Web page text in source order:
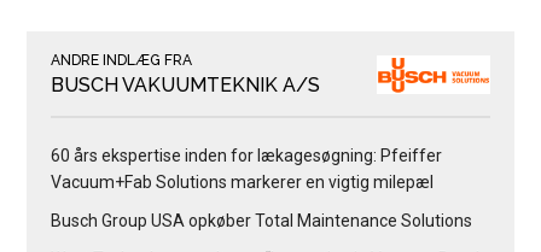
ANDRE INDLÆG FRA
BUSCH VAKUUMTEKNIK A/S
60 års ekspertise inden for lækagesøgning: Pfeiffer
Vacuum+Fab Solutions markerer en vigtig milepæl
Busch Group USA opkøber Total Maintenance Solutions